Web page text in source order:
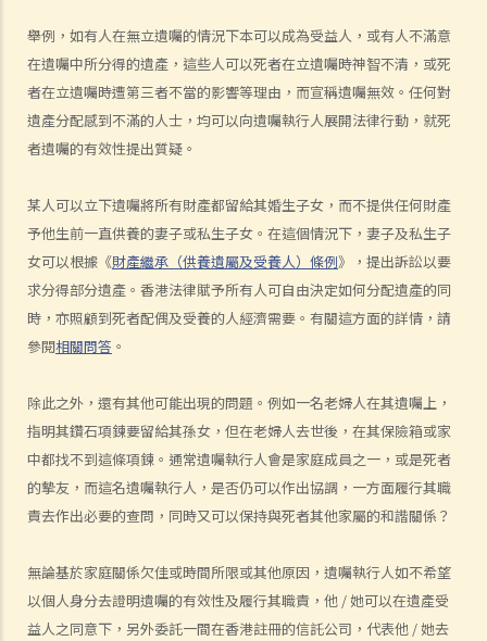
舉例，如有人在無立遺囑的情況下本可以成為受益人，或有人不滿意
在遺囑中所分得的遺產，這些人可以死者在立遺囑時神智不清，或死
者在立遺囑時遭第三者不當的影響等理由，而宣稱遺囑無效。任何對
遺產分配感到不滿的人士，均可以向遺囑執行人展開法律行動，就死
者遺囑的有效性提出質疑。
某人可以立下遺囑將所有財產都留給其婚生子女，而不提供任何財產
予他生前一直供養的妻子或私生子女。在這個情況下，妻子及私生子
女可以根據《財產繼承（供養遺屬及受養人）條例》，提出訴訟以要
求分得部分遺產。香港法律賦予所有人可自由決定如何分配遺產的同
時，亦照顧到死者配偶及受養的人經濟需要。有關這方面的詳情，請
參閱相關問答 。
除此之外，還有其他可能出現的問題。例如一名老婦人在其遺囑上，
指明其鑽石項鍊要留給其孫女，但在老婦人去世後，在其保險箱或家
中都找不到這條項鍊。通常遺囑執行人會是家庭成員之一，或是死者
的摰友，而這名遺囑執行人，是否仍可以作出協調，一方面履行其職
責去作出必要的查問，同時又可以保持與死者其他家屬的和諧關係？
無論基於家庭關係欠佳或時間所限或其他原因，遺囑執行人如不希望
以個人身分去證明遺囑的有效性及履行其職責，他 / 她可以在遺產受
益人之同意下，另外委託一間在香港註冊的信託公司，代表他 / 她去
1. 遺囑與"平安紙"有甚麼分別？
2. 我非常擔心我的遺囑不會按照我的意願執行。我該怎麼做才能保證遺
囑在我死後能正確執行？
3. 我已經完全不愛我的妻子了，因此我打算不留任何東西給她，甚至在
遺囑中完全不提她的名字。我可否這樣做？
5. 立遺囑人可以在遺囑中處理他的海外財產嗎？
6. 立遺囑人可以分別訂立處置香港和海外財產的兩份遺囑嗎？
7. 破產人士可以被委任為遺囑執行人/遺產管理人嗎？
8. 我可以不用律師的幫助而自行撰寫遺囑嗎？
1. 我有什麼方法可以修改我的遺囑？
2. 什麽是遺囑更改附件？
撤銷遺囑
取得授予遺囑認證（有遺囑）與取得授予遺產管理書（無遺囑）
1. 辦理死亡登記
1. 如何可以檢視死者的銀行保險箱？
2. 遺囑執行人 / 遺產管理人在甚麼情況下，才可提取死者於銀行保險箱